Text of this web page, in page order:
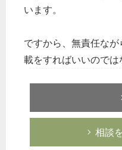
います。
ですから、無責任な
載をすればいいのでは
相談